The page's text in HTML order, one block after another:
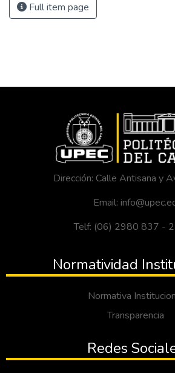
Full item page
Dirección: Calle Antisana y
Email:
Telf: (06) 2980 837 -
Normatividad
Normativa
Transparencia
Redes